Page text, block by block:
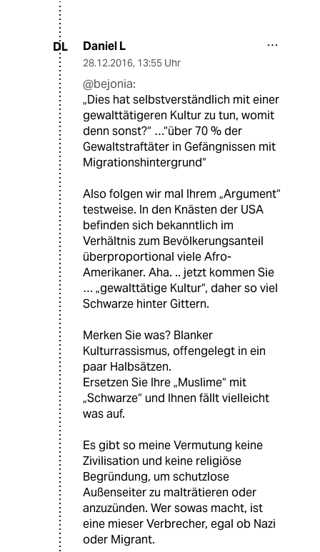
DL Daniel L
28.12.2016, 13:55 Uhr
@bejonia:
„Dies hat selbstverständlich mit einer
gewalttätigeren Kultur zu tun, womit
denn sonst?“ …“über 70 % der
Gewaltstraftäter in Gefängnissen mit
Migrationshintergrund“
Also folgen wir mal Ihrem „Argument“
testweise. In den Knästen der USA
befinden sich bekanntlich im
Verhältnis zum Bevölkerungsanteil
überproportional viele Afro-
Amerikaner. Aha. .. jetzt kommen Sie
… „gewalttätige Kultur“, daher so viel
Schwarze hinter Gittern.
Merken Sie was? Blanker
Kulturrassismus, offengelegt in ein
paar Halbsätzen.
Ersetzen Sie Ihre „Muslime“ mit
„Schwarze“ und Ihnen fällt vielleicht
was auf.
Es gibt so meine Vermutung keine
Zivilisation und keine religiöse
Begründung, um schutzlose
Außenseiter zu malträtieren oder
anzuzünden. Wer sowas macht, ist
eine mieser Verbrecher, egal ob Nazi
oder Migrant.